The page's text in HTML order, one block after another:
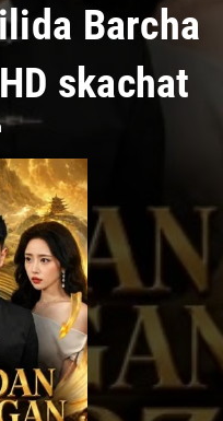
Barcha
skachat